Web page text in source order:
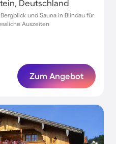
Deutschland
und Sauna in Blindau für
Auszeiten
Zum Angebot